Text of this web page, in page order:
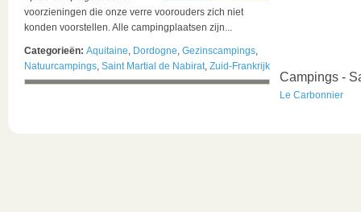
voorzieningen die onze verre voorouders zich niet
konden voorstellen. Alle campingplaatsen zijn...
Categorieën: Aquitaine, Dordogne, Gezinscampings,
Natuurcampings, Saint Martial de Nabirat, Zuid-Frankrijk
Campings -
Le Carbonnier